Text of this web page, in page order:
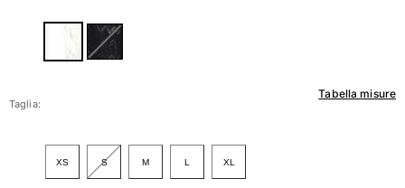
Taglie forti
Vedi tutti i Donna
Costumi da bagno
Tabella misure
Taglia:
XS S M L XL